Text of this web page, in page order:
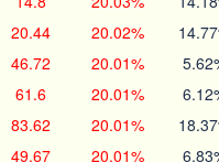
20.44 20.02%
46.72 20.01%
61.6 20.01%
83.62 20.01%
49.67 20.01%